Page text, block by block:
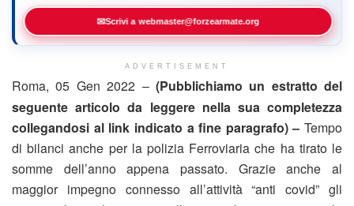
✉Scrivi a webmaster@forzearmate.org
ADVERTISEMENT
Roma, 05 Gen 2022 – (Pubblichiamo un estratto del
seguente articolo da leggere nella sua completezza
collegandosi al link indicato a fine paragrafo) – Tempo
di bilanci anche per la polizia Ferroviaria che ha tirato le
somme dell’anno appena passato. Grazie anche al
maggior impegno connesso all’attività “anti covid” gli